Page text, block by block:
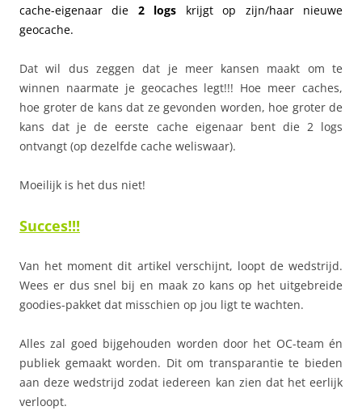
cache-eigenaar die 2 logs krijgt op zijn/haar nieuwe
geocache.
Dat wil dus zeggen dat je meer kansen maakt om te
winnen naarmate je geocaches legt!!! Hoe meer caches,
hoe groter de kans dat ze gevonden worden, hoe groter de
kans dat je de eerste cache eigenaar bent die 2 logs
ontvangt (op dezelfde cache weliswaar).
Moeilijk is het dus niet!
Succes!!!
Van het moment dit artikel verschijnt, loopt de wedstrijd.
Wees er dus snel bij en maak zo kans op het uitgebreide
goodies-pakket dat misschien op jou ligt te wachten.
Alles zal goed bijgehouden worden door het OC-team én
publiek gemaakt worden. Dit om transparantie te bieden
aan deze wedstrijd zodat iedereen kan zien dat het eerlijk
verloopt.